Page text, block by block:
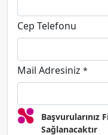
Cep Telefonu
Mail Adresiniz *
Başvurularınız
Sağlanacaktır